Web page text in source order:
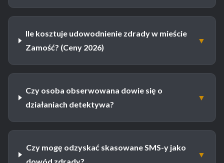
Ile kosztuje udowodnienie zdrady w mieście
Zamość? (Ceny 2026)
▼
Czy osoba obserwowana dowie się o
działaniach detektywa?
▼
Czy mogę odzyskać skasowane SMS-y jako
▼